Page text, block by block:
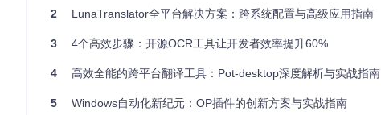
基础识别示例
以下代码展示了最基本的图片文字识别流程：
from rapidocr import RapidOCR
# 初始化OCR引擎，默认使用ONNXRuntime
2 LunaTranslator全平台解决方案：跨系统配置与高级应用指南
3 4个高效步骤：开源OCR工具让开发者效率提升60%
4 高效全能的跨平台翻译工具：Pot-desktop深度解析与实战指南
5 Windows自动化新纪元：OP插件的创新方案与实战指南